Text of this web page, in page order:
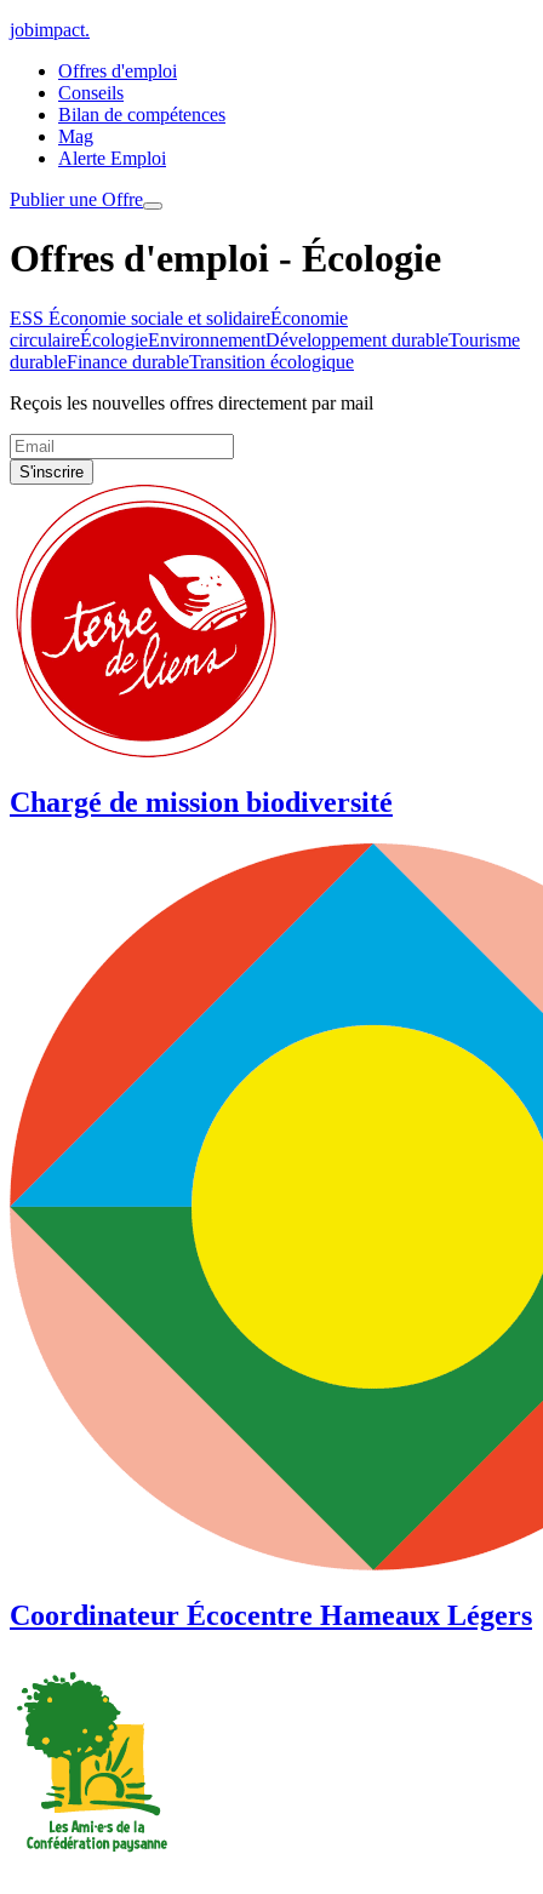
jobimpact.
Offres d'emploi
Conseils
Bilan de compétences
Mag
Alerte Emploi
Publier une Offre
Offres d'emploi - Écologie
ESS Économie sociale et solidaireÉconomie
circulaireÉcologieEnvironnementDéveloppement durableTourisme
durableFinance durableTransition écologique
Reçois les nouvelles offres directement par mail
S'inscrire
Chargé de mission biodiversité
Coordinateur Écocentre Hameaux Légers